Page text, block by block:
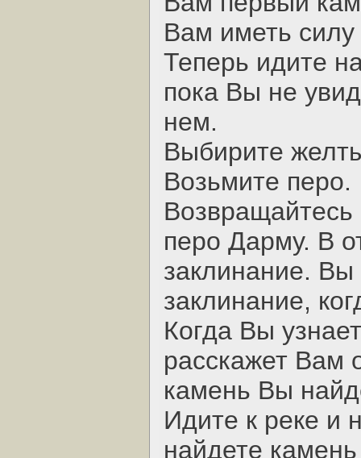
Вам иметь силу
Теперь идите
пока Вы не
нем.
Выбирите
Возьмите перо.
Возвращайтесь
перо Дарму. В
заклинание. Вы
заклинание,
Когда Вы
расскажет Вам
камень Вы
Идите к реке и
найдете